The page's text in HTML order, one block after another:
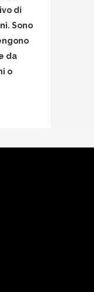
di
Sono
da
o